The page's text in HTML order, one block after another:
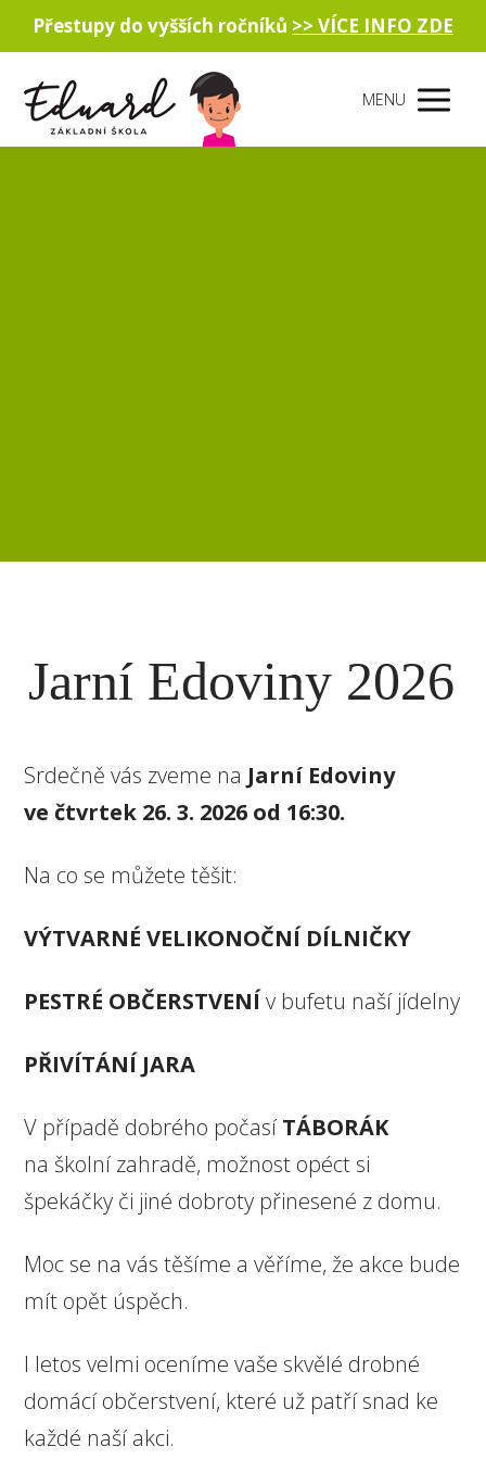
Přestupy do vyšších ročníků >> VÍCE INFO ZDE
MENU
Jarní Edoviny 2026
Srdečně vás zveme na Jarní Edoviny
ve čtvrtek 26. 3. 2026 od 16:30.
Na co se můžete těšit:
VÝTVARNÉ VELIKONOČNÍ DÍLNIČKY
PESTRÉ OBČERSTVENÍ v bufetu naší jídelny
PŘIVÍTÁNÍ JARA
V případě dobrého počasí TÁBORÁK
na školní zahradě, možnost opéct si
špekáčky či jiné dobroty přinesené z domu.
Moc se na vás těšíme a věříme, že akce bude
mít opět úspěch.
I letos velmi oceníme vaše skvělé drobné
domácí občerstvení, které už patří snad ke
každé naší akci.